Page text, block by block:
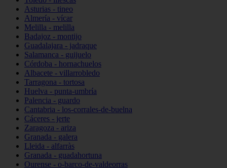
Asturias - tineo
Almería - vícar
Melilla - melilla
Badajoz - montijo
Guadalajara - jadraque
Salamanca - guijuelo
Córdoba - hornachuelos
Albacete - villarrobledo
Tarragona - tortosa
Huelva - punta-umbría
Palencia - guardo
Cantabria - los-corrales-de-buelna
Cáceres - jerte
Zaragoza - ariza
Granada - galera
Lleida - alfarràs
Granada - guadahortuna
Ourense - o-barco-de-valdeorras